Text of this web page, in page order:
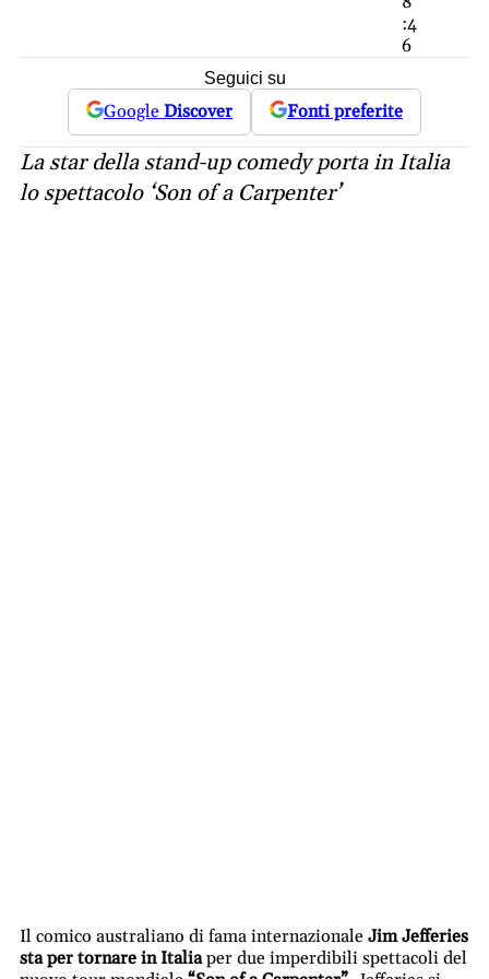
:4
6
Seguici su
Google Discover Fonti preferite
La star della stand-up comedy porta in Italia
lo spettacolo ‘Son of a Carpenter’
Il comico australiano di fama internazionale Jim Jefferies
sta per tornare in Italiaper due imperdibili spettacoli del